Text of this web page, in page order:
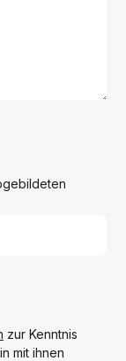
zur Kenntnis
mit ihnen